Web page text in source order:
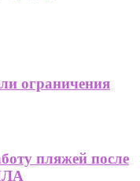
ограничения
пляжей после